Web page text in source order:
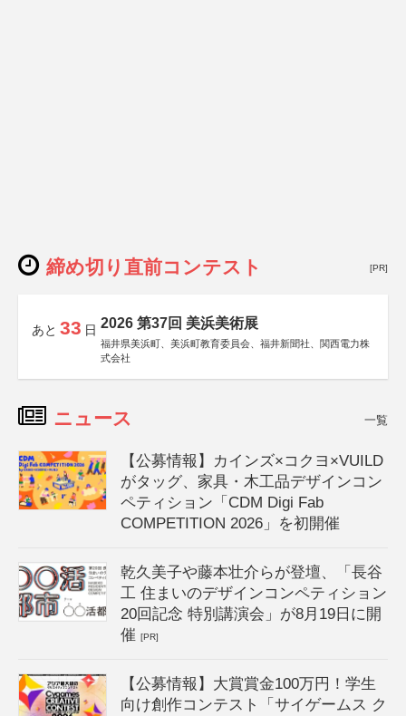
締め切り直前コンテスト [PR]
あと 33 日 2026 第37回 美浜美術展
福井県美浜町、美浜町教育委員会、福井新聞社、関西電力株
式会社
ニュース 一覧
【公募情報】カインズ×コクヨ×VUILD
がタッグ、家具・木工品デザインコン
ペティション「CDM Digi Fab
COMPETITION 2026」を初開催
乾久美子や藤本壮介らが登壇、「長谷
工 住まいのデザインコンペティション
20回記念 特別講演会」が8月19日に開
催[PR]
【公募情報】大賞賞金100万円！学生
向け創作コンテスト「サイゲームス ク